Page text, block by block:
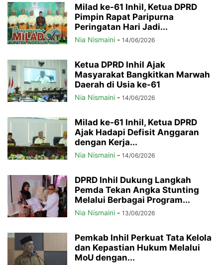
Milad ke-61 Inhil, Ketua DPRD
Pimpin Rapat Paripurna
Peringatan Hari Jadi...
Nia Nismaini - 14/06/2026
Ketua DPRD Inhil Ajak
Masyarakat Bangkitkan Marwah
Daerah di Usia ke-61
Nia Nismaini - 14/06/2026
Milad ke-61 Inhil, Ketua DPRD
Ajak Hadapi Defisit Anggaran
dengan Kerja...
Nia Nismaini - 14/06/2026
DPRD Inhil Dukung Langkah
Pemda Tekan Angka Stunting
Melalui Berbagai Program...
Nia Nismaini - 13/06/2026
Pemkab Inhil Perkuat Tata Kelola
dan Kepastian Hukum Melalui
MoU dengan...